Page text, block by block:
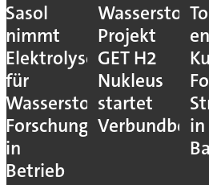
Sasol
nimmt
Elektrolyseur
für
Wasserstoff-
Forschung
in
Betrieb
Wasserstoff-
Projekt
GET H2
Nukleus
startet
in